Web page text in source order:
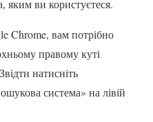
яким ви користуєтеся.
Chrome, вам потрібно
правому куті
натисніть
система» на лівій